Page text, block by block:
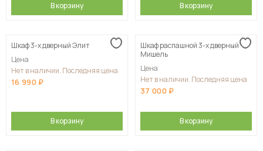
В корзину В корзину
Шкаф 3-х дверный Элит
Цена
Нет в наличии. Последняя цена
16 990
В корзину
Шкаф распашной 3-х дверный
Мишель
Цена
Нет в наличии. Последняя цена
37 000
В корзину